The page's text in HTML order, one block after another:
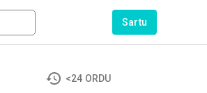
Sartu
<24 ORDU